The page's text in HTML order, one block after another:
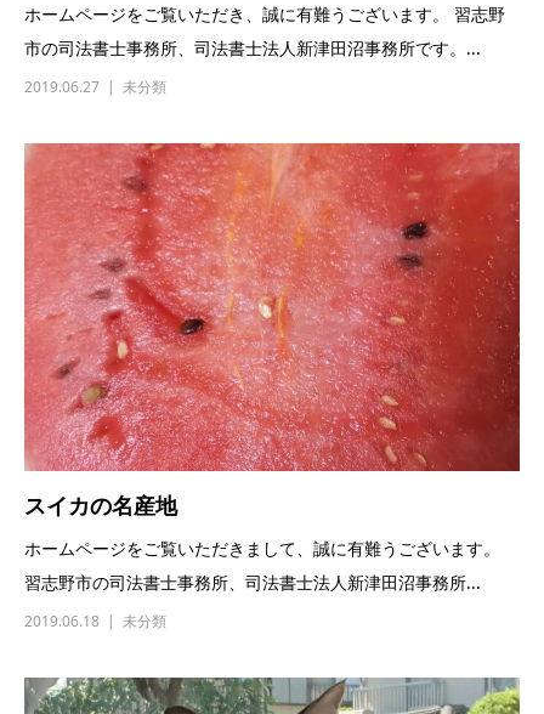
ホームページをご覧いただき、誠に有難うございます。 習志野
市の司法書士事務所、司法書士法人新津田沼事務所です。...
2019.06.27 未分類
スイカの名産地
ホームページをご覧いただきまして、誠に有難うございます。
習志野市の司法書士事務所、司法書士法人新津田沼事務所...
2019.06.18 未分類